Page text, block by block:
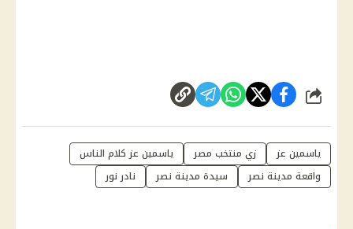
شارك
ياسمين عز زي منتخب مصر
ياسمين عز كلام الناس
واقعة مدينة نصر
سيدة مدينة نصر نادر نور